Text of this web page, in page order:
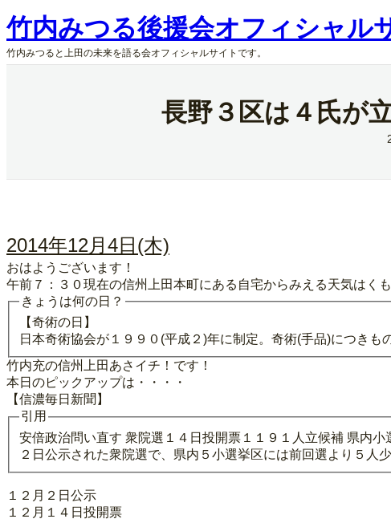
内
容
を
ス
竹内みつる後援会オフィシャル
竹内みつると上田の未来を語る会オフィシャルサイトです。
長野３区は４氏が
2014年12月4日(木)
おはようございます！
午前７：３０現在の信州上田本町にある自宅からみえる天気はく
きょうは何の日？
【奇術の日】
日本奇術協会が１９９０(平成２)年に制定。奇術(手品)につき
竹内充の信州上田あさイチ！です！
本日のピックアップは・・・・
【信濃毎日新聞】
引用
安倍政治問い直す 衆院選１４日投開票１１９１人立候補 県内小
２日公示された衆院選で、県内５小選挙区には前回選より５人
１２月２日公示
１２月１４日投開票